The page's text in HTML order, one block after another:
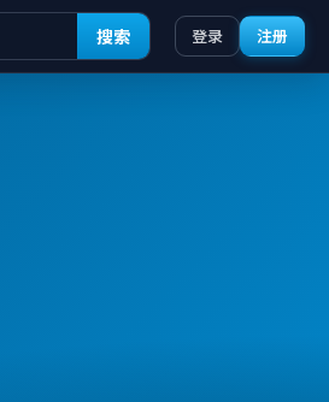
搜索 登录 注册